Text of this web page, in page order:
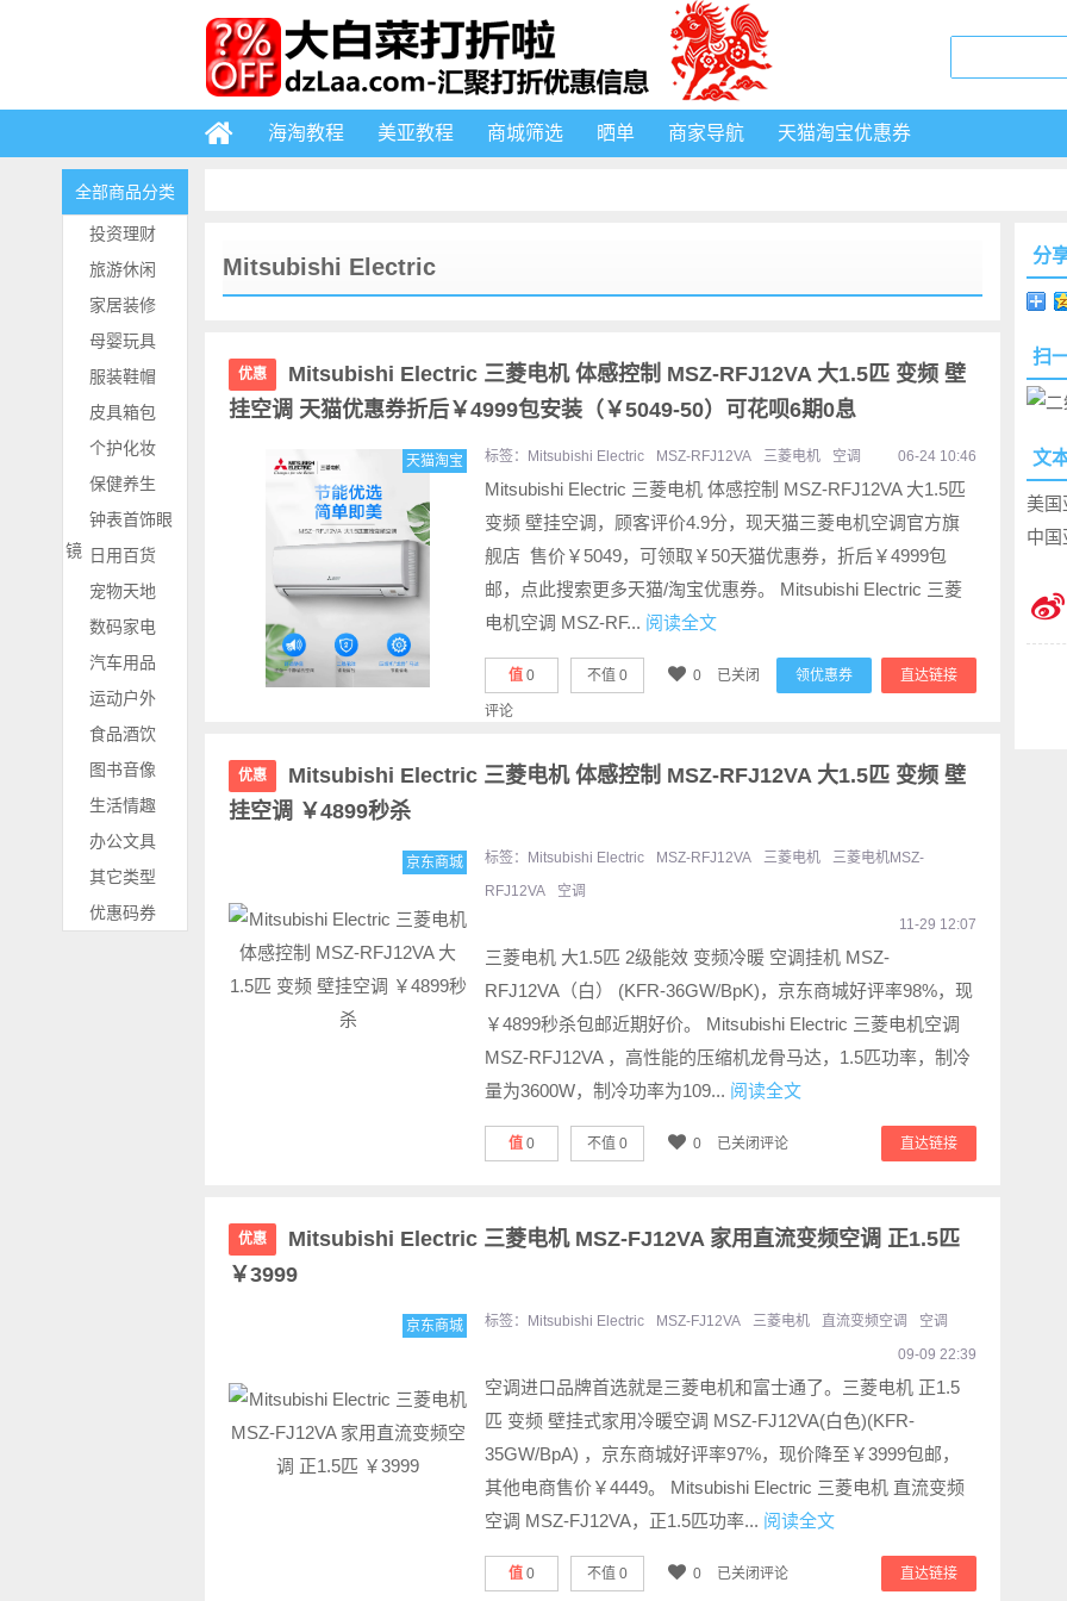
海淘教程 美亚教程 商城筛选 晒单 商家导航 天猫淘宝优惠券
全部商品分类
投资理财
旅游休闲
家居装修
母婴玩具
服装鞋帽
皮具箱包
个护化妆
保健养生
钟表首饰眼
镜 日用百货
宠物天地
数码家电
汽车用品
运动户外
食品酒饮
图书音像
生活情趣
办公文具
其它类型
优惠码券
Mitsubishi Electric
优惠
Mitsubishi Electric 三菱电机 体感控制 MSZ-RFJ12VA 大1.5匹 变频 壁
挂空调 天猫优惠券折后￥4999包安装（￥5049-50）可花呗6期0息
天猫淘宝 标签： Mitsubishi Electric MSZ-RFJ12VA 三菱电机 空调 06-24 10:46
Mitsubishi Electric 三菱电机 体感控制 MSZ-RFJ12VA 大1.5匹
变频 壁挂空调，顾客评价4.9分，现天猫三菱电机空调官方旗
舰店 售价￥5049，可领取￥50天猫优惠券，折后￥4999包
邮，点此搜索更多天猫/淘宝优惠券。 Mitsubishi Electric 三菱
电机空调 MSZ-RF... 阅读全文
直达链接
领优惠券
值 0 不值 0 0 已关闭
评论
优惠
Mitsubishi Electric 三菱电机 体感控制 MSZ-RFJ12VA 大1.5匹 变频 壁
挂空调 ￥4899秒杀
京东商城 标签： Mitsubishi Electric MSZ-RFJ12VA 三菱电机
三菱电机MSZ-
RFJ12VA
空调
11-29 12:07
三菱电机 大1.5匹 2级能效 变频冷暖 空调挂机 MSZ-
RFJ12VA（白） (KFR-36GW/BpK)，京东商城好评率98%，现
￥4899秒杀包邮近期好价。 Mitsubishi Electric 三菱电机空调
MSZ-RFJ12VA ，高性能的压缩机龙骨马达，1.5匹功率，制冷
量为3600W，制冷功率为109... 阅读全文
直达链接
值 0 不值 0 0 已关闭评论
优惠
Mitsubishi Electric 三菱电机 MSZ-FJ12VA 家用直流变频空调 正1.5匹
￥3999
京东商城 标签： Mitsubishi Electric MSZ-FJ12VA 三菱电机 直流变频空调
空调
09-09 22:39
空调进口品牌首选就是三菱电机和富士通了。三菱电机 正1.5
匹 变频 壁挂式家用冷暖空调 MSZ-FJ12VA(白色)(KFR-
35GW/BpA) ，京东商城好评率97%，现价降至￥3999包邮，
其他电商售价￥4449。 Mitsubishi Electric 三菱电机 直流变频
空调 MSZ-FJ12VA，正1.5匹功率... 阅读全文
直达链接
值 0 不值 0 0 已关闭评论
分
扫
文
美国
中国